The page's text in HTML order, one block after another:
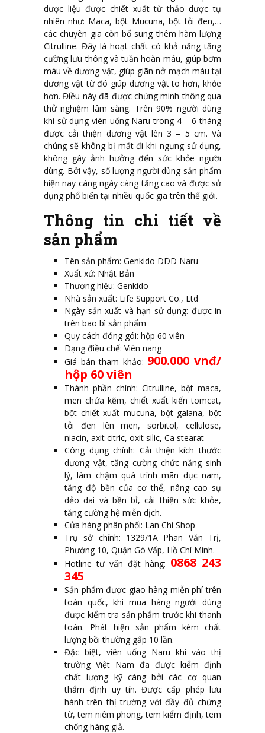
dược liệu được chiết xuất từ thảo dược tự
nhiên như: Maca, bột Mucuna, bột tỏi đen,…
các chuyên gia còn bổ sung thêm hàm lượng
Citrulline. Đây là hoạt chất có khả năng tăng
cường lưu thông và tuần hoàn máu, giúp bơm
máu về dương vật, giúp giãn nở mạch máu tại
dương vật từ đó giúp dương vật to hơn, khỏe
hơn. Điều này đã được chứng minh thông qua
thử nghiệm lâm sàng. Trên 90% người dùng
khi sử dụng viên uống Naru trong 4 – 6 tháng
được cải thiện dương vật lên 3 – 5 cm. Và
chúng sẽ không bị mất đi khi ngưng sử dụng,
không gây ảnh hưởng đến sức khỏe người
dùng. Bởi vậy, số lượng người dùng sản phẩm
hiện nay càng ngày càng tăng cao và được sử
dụng phổ biến tại nhiều quốc gia trên thế giới.
Thông tin chi tiết về
sản phẩm
Tên sản phẩm: Genkido DDD Naru
Xuất xứ: Nhật Bản
Thương hiệu: Genkido
Nhà sản xuất: Life Support Co., Ltd
Ngày sản xuất và hạn sử dụng: được in
trên bao bì sản phẩm
Quy cách đóng gói: hộp 60 viên
Dạng điều chế: Viên nang
Giá bán tham khảo: 900.000 vnđ/
hộp 60 viên
Thành phần chính: Citrulline, bột maca,
men chứa kẽm, chiết xuất kiến ​​tomcat,
bột chiết xuất mucuna, bột galana, bột
tỏi đen lên men, sorbitol, cellulose,
niacin, axit citric, oxit silic, Ca stearat
Công dụng chính: Cải thiện kích thước
dương vật, tăng cường chức năng sinh
lý, làm chậm quá trình mãn dục nam,
tăng độ bền của cơ thể, nâng cao sự
dẻo dai và bền bỉ, cải thiện sức khỏe,
tăng cường hệ miễn dịch.
Cửa hàng phân phối: Lan Chi Shop
Trụ sở chính: 1329/1A Phan Văn Trị,
Phường 10, Quận Gò Vấp, Hồ Chí Minh.
Hotline tư vấn đặt hàng: 0868 243
345
Sản phẩm được giao hàng miễn phí trên
toàn quốc, khi mua hàng người dùng
được kiểm tra sản phẩm trước khi thanh
toán. Phát hiện sản phẩm kém chất
lượng bồi thường gấp 10 lần.
Đặc biệt, viên uống Naru khi vào thị
trường Việt Nam đã được kiểm định
chất lượng kỹ càng bởi các cơ quan
thẩm định uy tín. Được cấp phép lưu
hành trên thị trường với đầy đủ chứng
từ, tem niêm phong, tem kiểm định, tem
chống hàng giả.